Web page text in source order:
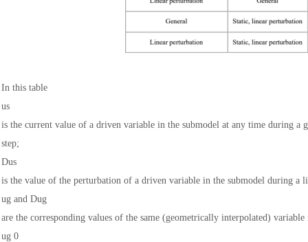
In this table
us
is the current value of a driven variable in the submodel at any time during a
step;
Dus
is the value of the perturbation of a driven variable in the submodel during a
ug and Dug
are the corresponding values of the same (geometrically interpolated)
ug 0